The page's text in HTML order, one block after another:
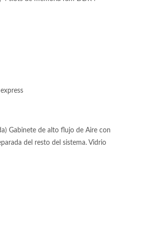
Gabinete de alto flujo de Aire con
del resto del sistema. Vidrio